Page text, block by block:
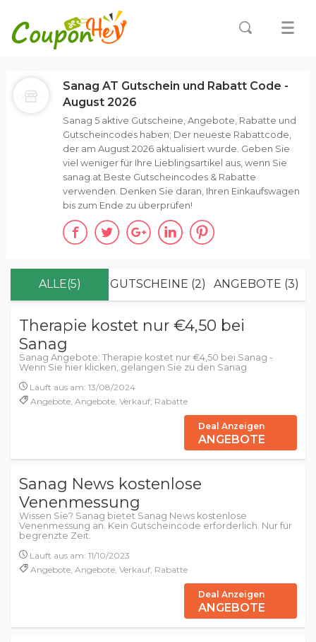
ALLE(5) GUTSCHEINE (2) ANGEBOTE (3)
Therapie kostet nur €4,50 bei
Sanag
Sanag Angebote: Therapie kostet nur €4,50 bei Sanag -
Wenn Sie hier klicken, gelangen Sie zu den Sanag
Läuft aus am: 13/08/2024
Angebote, Angebote, Verkauf, Rabatte
Deal Anzeigen
ANGEBOTE
Sanag News kostenlose
Venenmessung
Wissen Sie? Sanag bietet Sanag News kostenlose
Venenmessung an. Kein Gutscheincode erforderlich. Nur für
begrenzte Zeit.
Läuft aus am: 11/10/2023
Angebote, Angebote, Verkauf, Rabatte
Deal Anzeigen
ANGEBOTE
Sanag AT Gutschein und Rabatt Code -
August 2026
Sanag 5 aktive Gutscheine, Angebote, Rabatte und
Gutscheincodes haben; Der neueste Rabattcode,
der am August 2026 aktualisiert wurde. Geben Sie
viel weniger für Ihre Lieblingsartikel aus, wenn Sie
sanag.at Beste Gutscheincodes & Rabatte
verwenden. Denken Sie daran, Ihren Einkaufswagen
bis zum Ende zu überprüfen!